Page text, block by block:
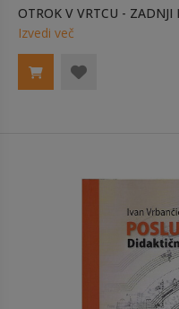
OTROK V VRTCU - ZADNJI
Izvedi več